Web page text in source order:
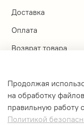
Доставка
Оплата
Возврат товара
Личный кабинет
Оферта и политика
Продолжая
на обработку
правильную работу
Политикой